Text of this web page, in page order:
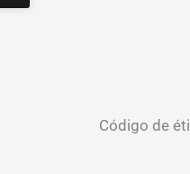
Código de